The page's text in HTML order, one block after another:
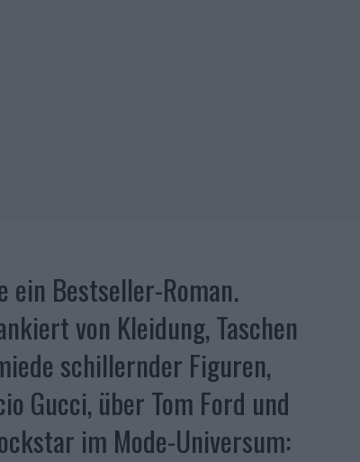
ein Bestseller-Roman.
von Kleidung, Taschen
schillernder Figuren,
Gucci, über Tom Ford und
im Mode-Universum: